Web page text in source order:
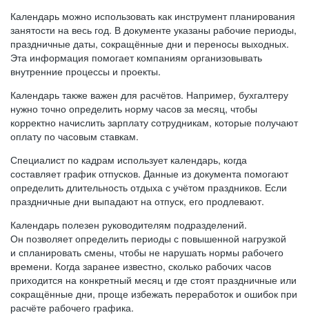
Календарь можно использовать как инструмент планирования
занятости на весь год. В документе указаны рабочие периоды,
праздничные даты, сокращённые дни и переносы выходных.
Эта информация помогает компаниям организовывать
внутренние процессы и проекты.
Календарь также важен для расчётов. Например, бухгалтеру
нужно точно определить норму часов за месяц, чтобы
корректно начислить зарплату сотрудникам, которые получают
оплату по часовым ставкам.
Специалист по кадрам использует календарь, когда
составляет график отпусков. Данные из документа помогают
определить длительность отдыха с учётом праздников. Если
праздничные дни выпадают на отпуск, его продлевают.
Календарь полезен руководителям подразделений.
Он позволяет определить периоды с повышенной нагрузкой
и спланировать смены, чтобы не нарушать нормы рабочего
времени. Когда заранее известно, сколько рабочих часов
приходится на конкретный месяц и где стоят праздничные или
сокращённые дни, проще избежать переработок и ошибок при
расчёте рабочего графика.